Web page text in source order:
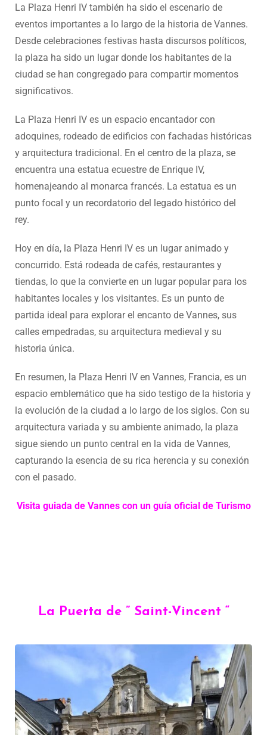
La Plaza Henri IV también ha sido el escenario de
eventos importantes a lo largo de la historia de Vannes.
Desde celebraciones festivas hasta discursos políticos,
la plaza ha sido un lugar donde los habitantes de la
ciudad se han congregado para compartir momentos
significativos.
La Plaza Henri IV es un espacio encantador con
adoquines, rodeado de edificios con fachadas históricas
y arquitectura tradicional. En el centro de la plaza, se
encuentra una estatua ecuestre de Enrique IV,
homenajeando al monarca francés. La estatua es un
punto focal y un recordatorio del legado histórico del
rey.
Hoy en día, la Plaza Henri IV es un lugar animado y
concurrido. Está rodeada de cafés, restaurantes y
tiendas, lo que la convierte en un lugar popular para los
habitantes locales y los visitantes. Es un punto de
partida ideal para explorar el encanto de Vannes, sus
calles empedradas, su arquitectura medieval y su
historia única.
En resumen, la Plaza Henri IV en Vannes, Francia, es un
espacio emblemático que ha sido testigo de la historia y
la evolución de la ciudad a lo largo de los siglos. Con su
arquitectura variada y su ambiente animado, la plaza
sigue siendo un punto central en la vida de Vannes,
capturando la esencia de su rica herencia y su conexión
con el pasado.
Visita guiada de Vannes con un guía oficial de Turismo
La Puerta de ” Saint-Vincent “